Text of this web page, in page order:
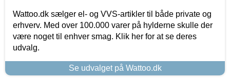
Wattoo.dk sælger el- og VVS-artikler til både private og
erhverv. Med over 100.000 varer på hylderne skulle der
være noget til enhver smag. Klik her for at se deres
udvalg.
Se udvalget på Wattoo.dk